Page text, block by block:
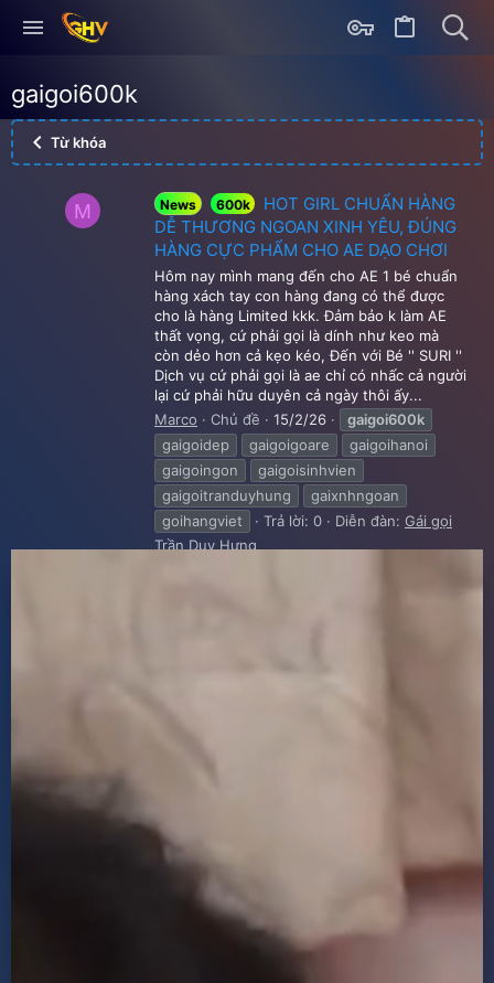
gaigoi600k
Từ khóa
M News 600k
HOT GIRL CHUẨN HÀNG
DỄ THƯƠNG NGOAN XINH YÊU, ĐÚNG
HÀNG CỰC PHẨM CHO AE DẠO CHƠI
Hôm nay mình mang đến cho AE 1 bé chuẩn
hàng xách tay con hàng đang có thể được
cho là hàng Limited kkk. Đảm bảo k làm AE
thất vọng, cứ phải gọi là dính như keo mà
còn dẻo hơn cả kẹo kéo, Đến với Bé '' SURI ''
Dịch vụ cứ phải gọi là ae chỉ có nhấc cả người
lại cứ phải hữu duyên cả ngày thôi ấy...
Marco
Chủ đề 15/2/26
gaigoi600k
gaigoidep
gaigoigoare
gaigoihanoi
gaigoingon
gaigoisinhvien
gaigoitranduyhung
gaixnhngoan
goihangviet
Trả lời: 0 Diễn đàn: Gái gọi
Trần Duy Hưng